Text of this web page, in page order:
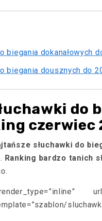
biegania dokanałowych
biegania dousznych do
do
słuchawki do
Ranking bardzo tanich